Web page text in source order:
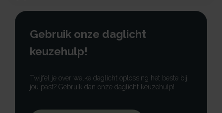
Gebruik onze daglicht
keuzehulp!
Twijfel je over welke daglicht oplossing het beste bij
jou past? Gebruik dan onze daglicht keuzehulp!